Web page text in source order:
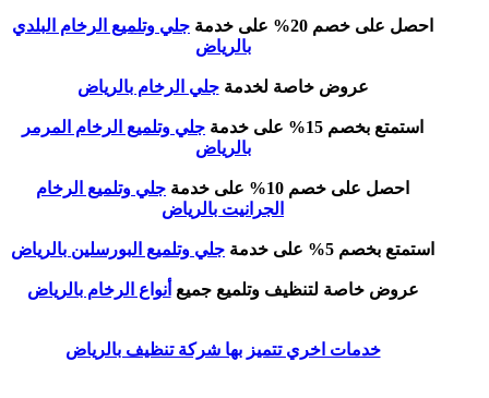
احصل على خصم 20% على خدمة
جلي وتلميع الرخام البلدي
بالرياض
عروض خاصة لخدمةجلي الرخام بالرياض
استمتع بخصم 15% على خدمة
جلي وتلميع الرخام المرمر
بالرياض
احصل على خصم 10% على خدمة
جلي وتلميع الرخام
الجرانيت بالرياض
استمتع بخصم 5% على خدمة جلي وتلميع البورسلين بالرياض
عروض خاصة لتنظيف وتلميع جميع أنواع الرخام بالرياض
خدمات اخري تتميز بها شركة تنظيف بالرياض